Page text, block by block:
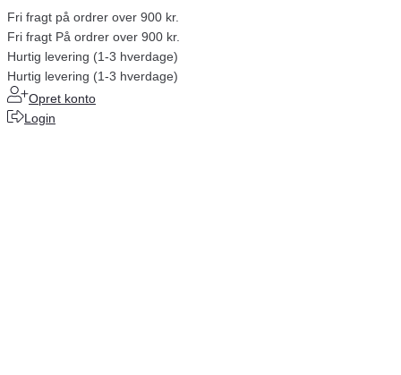
Fri fragt på ordrer over 900 kr.
Fri fragt På ordrer over 900 kr.
Hurtig levering (1-3 hverdage)
Hurtig levering (1-3 hverdage)
Opret konto
Login